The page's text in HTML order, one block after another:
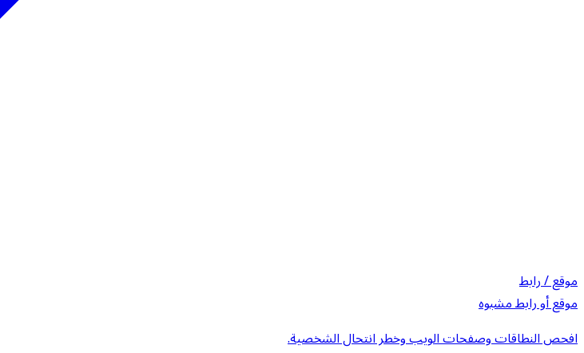
موقع / رابط
موقع أو رابط مشبوه
افحص النطاقات وصفحات الويب وخطر انتحال الشخصية.